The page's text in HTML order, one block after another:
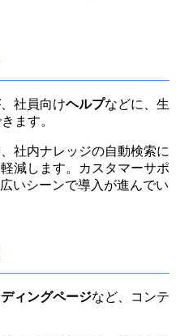
、社員向けヘルプなどに、生
ます。
社内ナレッジの自動検索に
減します。カスタマーサポ
いシーンで導入が進んでい
ィングページなど、コンテ